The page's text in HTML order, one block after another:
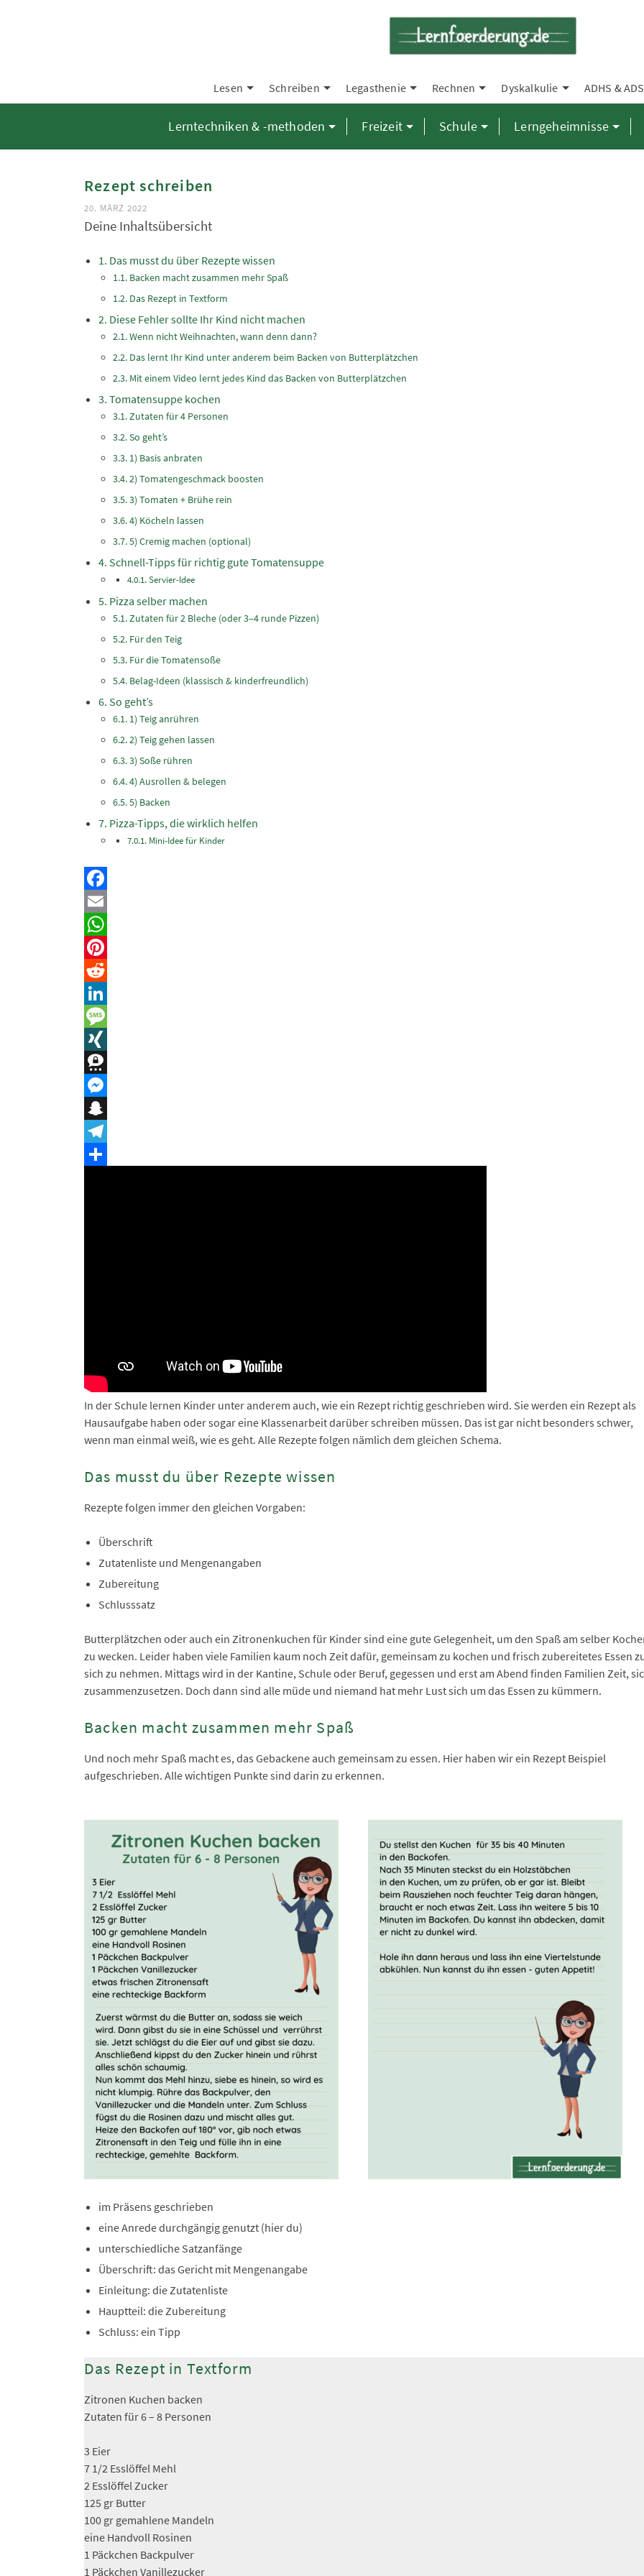
Lesen Schreiben Legasthenie Rechnen Dyskalkulie ADHS & ADS
Lerntechniken & -methoden Freizeit Schule Lerngeheimnisse
Rezept schreiben
20. MÄRZ 2022
Deine Inhaltsübersicht
Das musst du über Rezepte wissen
Backen macht zusammen mehr Spaß
Das Rezept in Textform
Diese Fehler sollte Ihr Kind nicht machen
Wenn nicht Weihnachten, wann denn dann?
Das lernt Ihr Kind unter anderem beim Backen von Butterplätzchen
Mit einem Video lernt jedes Kind das Backen von Butterplätzchen
Tomatensuppe kochen
Zutaten für 4 Personen
So geht’s
1) Basis anbraten
2) Tomatengeschmack boosten
3) Tomaten + Brühe rein
4) Köcheln lassen
5) Cremig machen (optional)
Schnell-Tipps für richtig gute Tomatensuppe
Servier-Idee
Pizza selber machen
Zutaten für 2 Bleche (oder 3–4 runde Pizzen)
Für den Teig
Für die Tomatensoße
Belag-Ideen (klassisch & kinderfreundlich)
So geht’s
1) Teig anrühren
2) Teig gehen lassen
3) Soße rühren
4) Ausrollen & belegen
5) Backen
Pizza-Tipps, die wirklich helfen
Mini-Idee für Kinder
Facebook
Email
WhatsApp
Pinterest
Reddit
LinkedIn
Message
XING
Threema
Messenger
Snapchat
Telegram
In der Schule lernen Kinder unter anderem auch, wie ein Rezept richtig geschrieben wird. Sie werden ein Rezept als
Hausaufgabe haben oder sogar eine Klassenarbeit darüber schreiben müssen. Das ist gar nicht besonders schwer,
wenn man einmal weiß, wie es geht. Alle Rezepte folgen nämlich dem gleichen Schema.
Das musst du über Rezepte wissen
Rezepte folgen immer den gleichen Vorgaben:
Überschrift
Zutatenliste und Mengenangaben
Zubereitung
Schlusssatz
Butterplätzchen oder auch ein Zitronenkuchen für Kinder sind eine gute Gelegenheit, um den Spaß am selber
zu wecken. Leider haben viele Familien kaum noch Zeit dafür, gemeinsam zu kochen und frisch zubereitetes Essen
sich zu nehmen. Mittags wird in der Kantine, Schule oder Beruf, gegessen und erst am Abend finden Familien Zeit,
zusammenzusetzen. Doch dann sind alle müde und niemand hat mehr Lust sich um das Essen zu kümmern.
Backen macht zusammen mehr Spaß
Und noch mehr Spaß macht es, das Gebackene auch gemeinsam zu essen. Hier haben wir ein Rezept Beispiel
aufgeschrieben. Alle wichtigen Punkte sind darin zu erkennen.
im Präsens geschrieben
eine Anrede durchgängig genutzt (hier du)
unterschiedliche Satzanfänge
Überschrift: das Gericht mit Mengenangabe
Einleitung: die Zutatenliste
Hauptteil: die Zubereitung
Schluss: ein Tipp
Das Rezept in Textform
Zitronen Kuchen backen
Zutaten für 6 – 8 Personen
3 Eier
7 1/2 Esslöffel Mehl
2 Esslöffel Zucker
125 gr Butter
100 gr gemahlene Mandeln
eine Handvoll Rosinen
1 Päckchen Backpulver
1 Päckchen Vanillezucker